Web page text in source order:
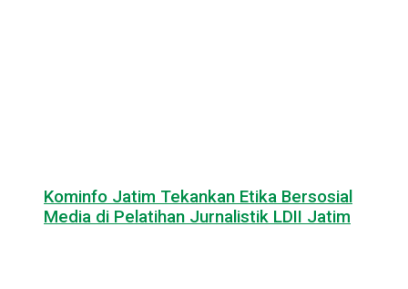
Kominfo Jatim Tekankan Etika Bersosial
Media di Pelatihan Jurnalistik LDII Jatim